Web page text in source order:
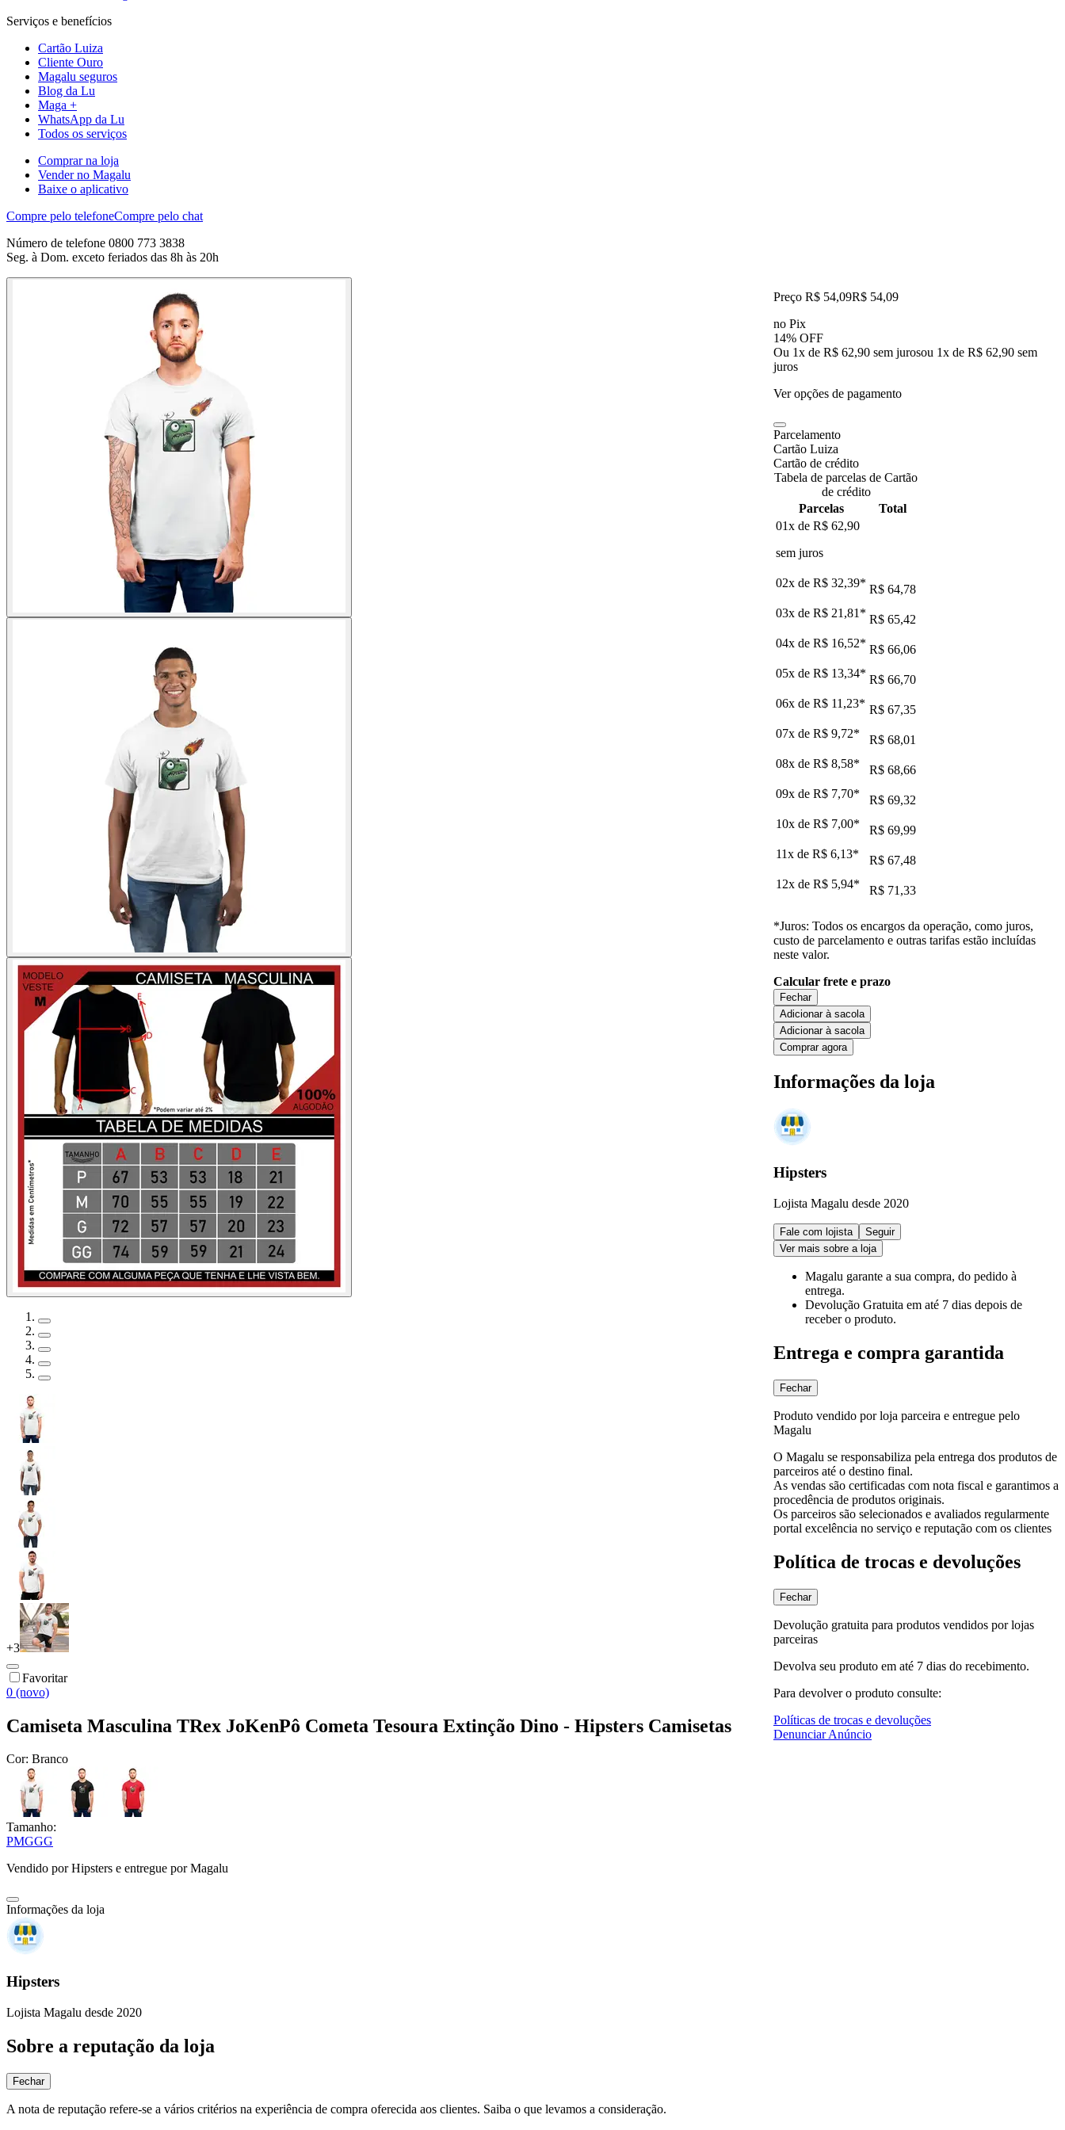
Serviços e benefícios
Cartão Luiza
Cliente Ouro
Magalu seguros
Blog da Lu
Maga +
WhatsApp da Lu
Todos os serviços
Comprar na loja
Vender no Magalu
Baixe o aplicativo
Compre pelo telefoneCompre pelo chat
Número de telefone 0800 773 3838
Seg. à Dom. exceto feriados das 8h às 20h
+3
Favoritar
0 (novo)
Camiseta Masculina TRex JoKenPô Cometa Tesoura Extinção Dino - Hipsters Camisetas
Cor: Branco
Tamanho:
PMGGG
Vendido porHipsters e entregue por Magalu
Informações da loja
Hipsters
Lojista Magalu desde 2020
Sobre a reputação da loja
Fechar
A nota de reputação refere-se a vários critérios na experiência de compra oferecida aos clientes. Saiba o que levamos a consideração.
Preço R$ 54,09R$ 54,09
no Pix
14% OFF
Ou 1x de R$ 62,90 sem jurosou 1x de R$ 62,90 sem
juros
Ver opções de pagamento
Parcelamento
Cartão Luiza
Cartão de crédito
Tabela de parcelas de Cartão
de crédito
Parcelas
Total
01x de R$ 62,90
sem juros
02x de R$ 32,39* R$ 64,78
03x de R$ 21,81 * R$ 65,42
04x de R$ 16,52* R$ 66,06
05x de R$ 13,34* R$ 66,70
06x de R$ 11,23* R$ 67,35
07x de R$ 9,72*
R$ 68,01
08x de R$ 8,58*
R$ 68,66
09x de R$ 7,70*
R$ 69,32
10x de R$ 7,00*
R$ 69,99
11x de R$ 6,13*
R$ 67,48
12x de R$ 5,94* R$ 71,33
*Juros: Todos os encargos da operação, como juros,
custo de parcelamento e outras tarifas estão incluídas
neste valor.
Calcular frete e prazo
Fechar
Adicionar à sacola
Adicionar à sacola
Comprar agora
Informações da loja
Hipsters
Lojista Magalu desde 2020
Fale com lojista
Seguir
Ver mais sobre a loja
Magalu garante a sua compra, do pedido à
entrega.
Devolução Gratuita em até 7 dias depois de
receber o produto.
Entrega e compra garantida
Fechar
Produto vendido por loja parceira e entregue pelo
Magalu
O Magalu se responsabiliza pela entrega dos produtos de
parceiros até o destino final.
As vendas são certificadas com nota fiscal e garantimos a
procedência de produtos originais.
Os parceiros são selecionados e avaliados regularmente
portal excelência no serviço e reputação com os clientes
Política de trocas e devoluções
Fechar
Devolução gratuita para produtos vendidos por lojas
parceiras
Devolva seu produto em até 7 dias do recebimento.
Para devolver o produto consulte:
Políticas de trocas e devoluções
Denunciar Anúncio